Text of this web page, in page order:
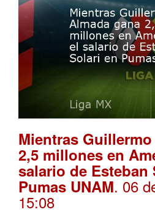
Mientras
2,5 millones en
salario de Esteban
Pumas UNAM. 06
15:08